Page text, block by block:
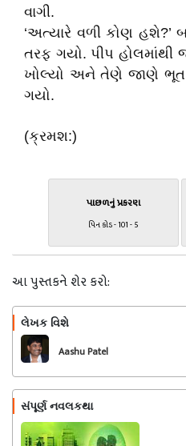
વાગી.
‘અત્યારે વળી કોણ હશે?’
તરફ ગયો. પીપ હોલમાંથી
ખોલ્યો અને તેણે જાણે
ગયો.
(ક્રમશ:)
પાછળનું પ્રકરણ
પિન કોડ - 101 - 5
આ પુસ્તકને શેર કરો:
લેખક વિશે
Aashu Patel
સંપૂર્ણ નવલકથા